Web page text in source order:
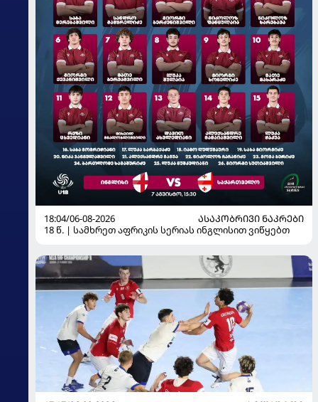
18:04/06-08-2026
ᲐᲡᲐᲙᲝᲑᲠᲘᲕᲘ ᲜᲐᲙᲠᲔᲑᲘ
18 წ. | სამხრეთ აფრიკის სერიას ინგლისით ვიწყებთ